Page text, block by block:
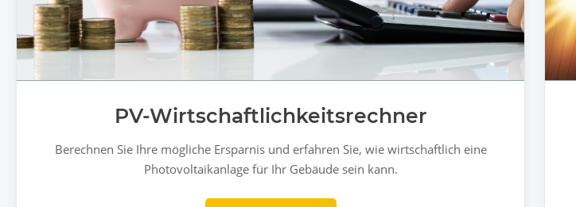
PV-Wirtschaftlichkeitsrechner
Berechnen Sie Ihre mögliche Ersparnis und erfahren Sie, wie wirtschaftlich eine
Photovoltaikanlage für Ihr Gebäude sein kann.